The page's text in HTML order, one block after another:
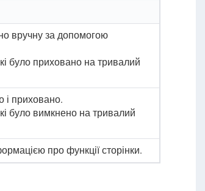
вручну за допомогою
було приховано на тривалий
і приховано.
було вимкнено на тривалий
про функції сторінки.